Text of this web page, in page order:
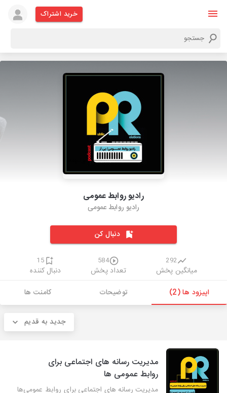
خرید اشتراک
رادیو روابط عمومی
رادیو روابط عمومی
دنبال کن
292
میانگین پخش
584
تعداد پخش
15
دنبال کننده
اپیزود ها (2)
توضیحات کامنت ها
جدید به قدیم
مدیریت رسانه های اجتماعی برای
روابط عمومی ها
مدیریت رسانه های اجتماعي برای روابط عمومی‌ها